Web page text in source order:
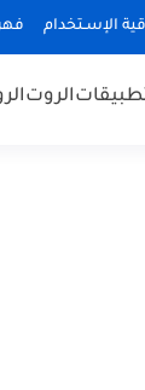
الإسـتخدام
الروت